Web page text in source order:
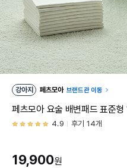
강아지 페츠모아 브랜드관 이동
페츠모아 요술 배변패드 표준
4.9 후기 14개
19,900원